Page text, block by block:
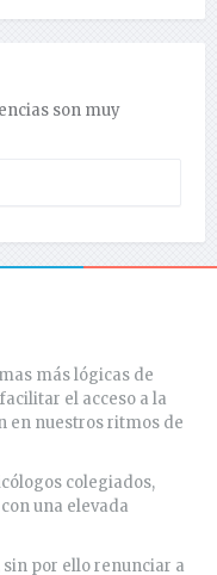
son muy
más lógicas de
el acceso a la
en nuestros ritmos de
colegiados,
una elevada
por ello renunciar a